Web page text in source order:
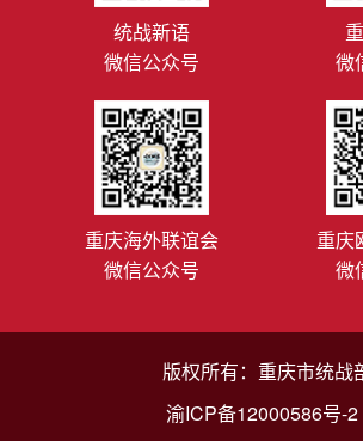
统战新语
微信公众号
微
重庆海外联谊会
微信公众号
重庆
微
版权所有：重庆市统战
渝ICP备12000586号-2